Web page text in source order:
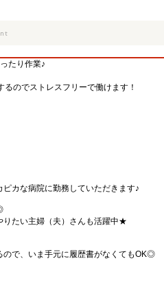
たり作業♪
のでストレスフリーで働けます！
カな病院に勤務していただきます♪
りたい主婦（夫）さんも活躍中★
ので、いま手元に履歴書がなくてもOK◎